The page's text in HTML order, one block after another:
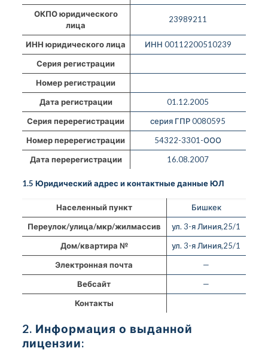
ОКПО юридического
лица
23989211
ИНН юридического лица
ИНН 00112200510239
Серия регистрации
Номер регистрации
Дата регистрации
01.12.2005
Серия перерегистрации
серия ГПР 0080595
Номер перерегистрации
54322-3301-ООО
Дата перерегистрации
16.08.2007
1.5 Юридический адрес и контактные данные ЮЛ
Населенный пункт
Бишкек
Переулок/улица/мкр/жилмассив
ул. 3-я Линия,25/1
Дом/квартира №
ул. 3-я Линия,25/1
Электронная почта
—
Вебсайт
—
Контакты
2. Информация о выданной
лицензии: